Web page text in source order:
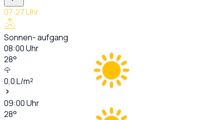
07:27Uhr
Sonnen- aufgang
08:00Uhr
28°
0,0L/m²
09:00Uhr
28°